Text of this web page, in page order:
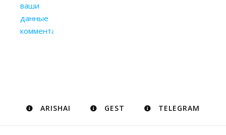
ваши
данные
комментариев
ARISHAI GEST TELEGRAM